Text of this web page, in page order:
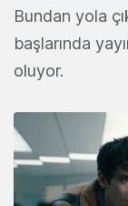
Bundan yola
başlarında
oluyor.